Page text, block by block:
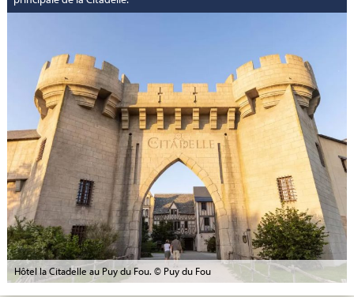
Hôtel la Citadelle au Puy du Fou. © Puy du Fou